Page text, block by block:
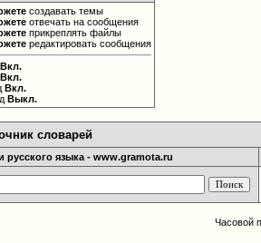
создавать темы
отвечать на сообщения
прикреплять файлы
редактировать сообщения
Вкл.
Вкл.
Вкл.
Выкл.
словарей
русского языка - www.gramota.ru
Часовой